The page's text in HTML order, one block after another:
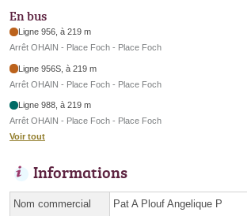
En bus
Ligne 956, à 219 m
Arrêt OHAIN - Place Foch - Place Foch
Ligne 956S, à 219 m
Arrêt OHAIN - Place Foch - Place Foch
Ligne 988, à 219 m
Arrêt OHAIN - Place Foch - Place Foch
Voir tout
Informations
Nom commercial Pat A Plouf Angelique P